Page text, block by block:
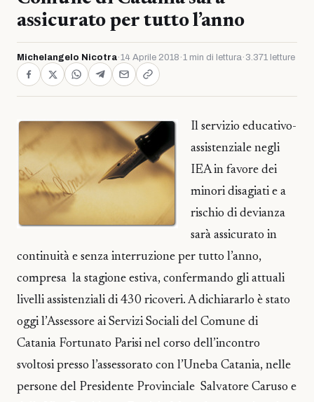
assicurato per tutto l’anno
Michelangelo Nicotra·14 Aprile 2018 ·1 min di lettura· 3.371 letture
Il servizio educativo-
assistenziale negli
IEA in favore dei
minori disagiati e a
rischio di devianza
sarà assicurato in
continuità e senza interruzione per tutto l’anno,
compresa la stagione estiva, confermando gli attuali
livelli assistenziali di 430 ricoveri. A dichiararlo è stato
oggi l’Assessore ai Servizi Sociali del Comune di
Catania Fortunato Parisi nel corso dell’incontro
svoltosi presso l’assessorato con l’Uneba Catania, nelle
persone del Presidente Provinciale Salvatore Caruso e